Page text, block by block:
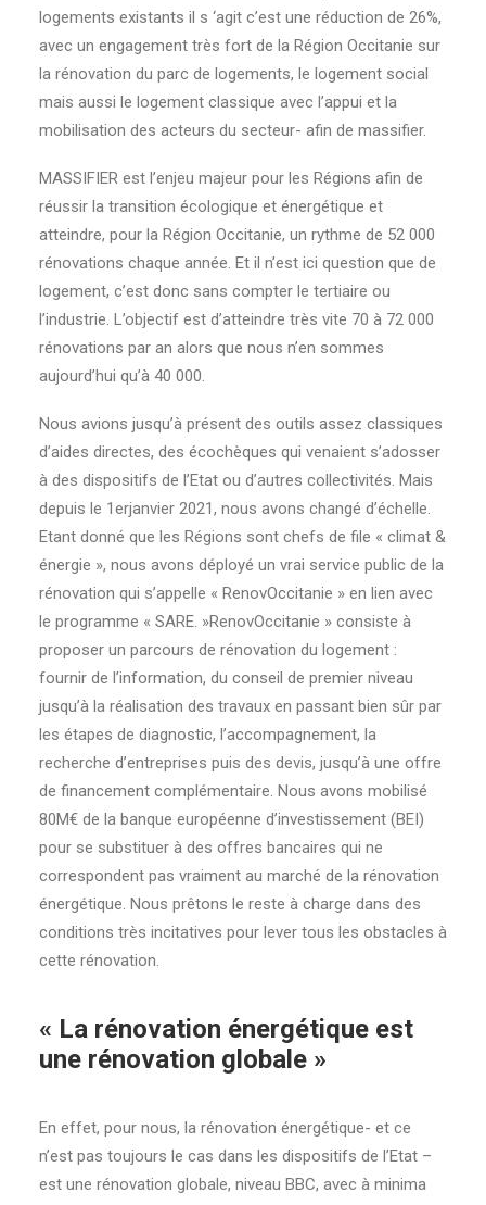
logements existants il s ‘agit c’est une réduction de 26%,
avec un engagement très fort de la Région Occitanie sur
la rénovation du parc de logements, le logement social
mais aussi le logement classique avec l’appui et la
mobilisation des acteurs du secteur- afin de massifier.
MASSIFIER est l’enjeu majeur pour les Régions afin de
réussir la transition écologique et énergétique et
atteindre, pour la Région Occitanie, un rythme de 52 000
rénovations chaque année. Et il n’est ici question que de
logement, c’est donc sans compter le tertiaire ou
l’industrie. L’objectif est d’atteindre très vite 70 à 72 000
rénovations par an alors que nous n’en sommes
aujourd’hui qu’à 40 000.
Nous avions jusqu’à présent des outils assez classiques
d’aides directes, des écochèques qui venaient s’adosser
à des dispositifs de l’Etat ou d’autres collectivités. Mais
depuis le 1erjanvier 2021, nous avons changé d’échelle.
Etant donné que les Régions sont chefs de file « climat &
énergie », nous avons déployé un vrai service public de la
rénovation qui s’appelle « RenovOccitanie » en lien avec
le programme « SARE. »RenovOccitanie » consiste à
proposer un parcours de rénovation du logement :
fournir de l’information, du conseil de premier niveau
jusqu’à la réalisation des travaux en passant bien sûr par
les étapes de diagnostic, l’accompagnement, la
recherche d’entreprises puis des devis, jusqu’à une offre
de financement complémentaire. Nous avons mobilisé
80M€ de la banque européenne d’investissement (BEI)
pour se substituer à des offres bancaires qui ne
correspondent pas vraiment au marché de la rénovation
énergétique. Nous prêtons le reste à charge dans des
conditions très incitatives pour lever tous les obstacles à
cette rénovation.
« La rénovation énergétique est
une rénovation globale »
En effet, pour nous, la rénovation énergétique- et ce
n’est pas toujours le cas dans les dispositifs de l’Etat –
est une rénovation globale, niveau BBC, avec à minima